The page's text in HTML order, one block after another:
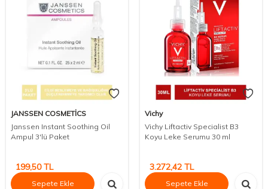
JANSSEN COSMETİCS
Janssen Instant Soothing Oil
Ampul 3'lü Paket
199,50TL
Sepete Ekle
Vichy
Vichy Liftactiv Specialist B3
Koyu Leke Serumu 30 ml
3.272,42 TL
Sepete Ekle